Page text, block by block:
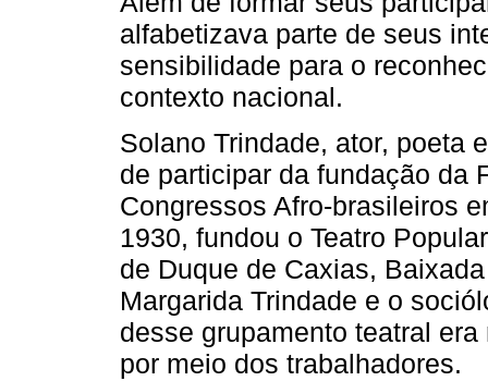
alfabetizava parte de seus
sensibilidade para o
contexto nacional.
Solano Trindade, ator, poeta
de participar da fundação da
Congressos Afro-brasileiros
1930, fundou o Teatro
de Duque de Caxias,
Margarida Trindade e o
desse grupamento teatral
por meio dos trabalhadores.